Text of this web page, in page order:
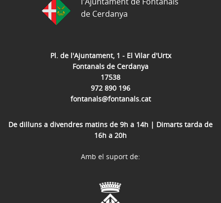
Pl. de l'Ajuntament, 1 - El Vilar d'Urtx
Fontanals de Cerdanya
17538
972 890 196
fontanals@fontanals.cat
De dilluns a divendres matins de 9h a 14h | Dimarts tarda de
16h a 20h
de Cerdanya
Amb el suport de: